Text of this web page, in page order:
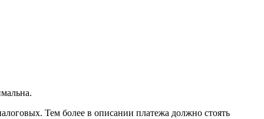
Тем более в описании платежа должно стоять